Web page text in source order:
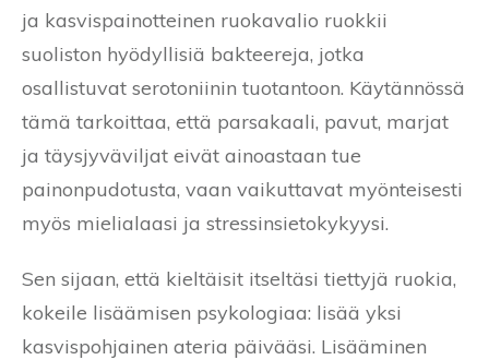
ja kasvispainotteinen ruokavalio ruokkii
suoliston hyödyllisiä bakteereja, jotka
osallistuvat serotoniinin tuotantoon. Käytännössä
tämä tarkoittaa, että parsakaali, pavut, marjat
ja täysjyväviljat eivät ainoastaan tue
painonpudotusta, vaan vaikuttavat myönteisesti
myös mielialaasi ja stressinsietokykyysi.
Sen sijaan, että kieltäisit itseltäsi tiettyjä ruokia,
kokeile lisäämisen psykologiaa: lisää yksi
kasvispohjainen ateria päivääsi. Lisääminen